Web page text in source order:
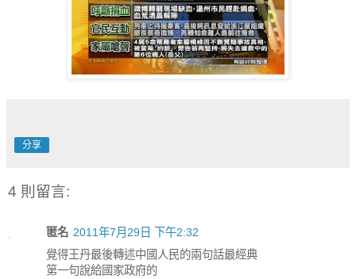
分享
4 則留言:
匿名 2011年7月29日 下午2:32
覺得王丹最後轉述中國人民的兩句話最經典
第一句說給國家政府的